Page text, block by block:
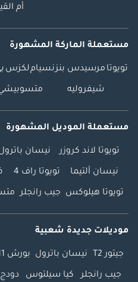
أم
مستعملة الماركة المشهورة
تويوتا مرسيدس بنزنسياملكزس
شيفروليه
مستعملة الموديل المشهورة
تويوتا لاند كروزر نيسان
نيسان ألتيما تويوتا راف 4
تويوتا هيلوكس جيب رانجلر
موديلات جديدة شعبية
جيتور T2 نيسان باترول بورش 911
جيب رانجلر كيا سيلتوس